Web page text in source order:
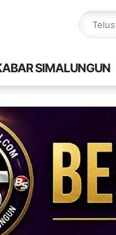
SIMALUNGUN